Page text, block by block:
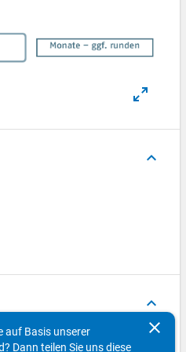
keyboard_arrow_up
keyboard_arrow_up
clear
auf Basis unserer
Dann teilen Sie uns diese